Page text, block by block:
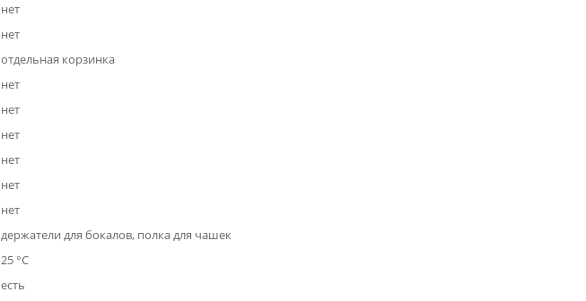
нет
нет
отдельная корзинка
нет
нет
нет
нет
нет
нет
держатели для бокалов, полка для чашек
25 °C
есть